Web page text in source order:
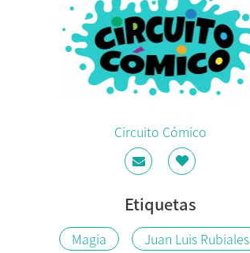
Circuito Cómico
Etiquetas
Magia Juan Luis Rubiales